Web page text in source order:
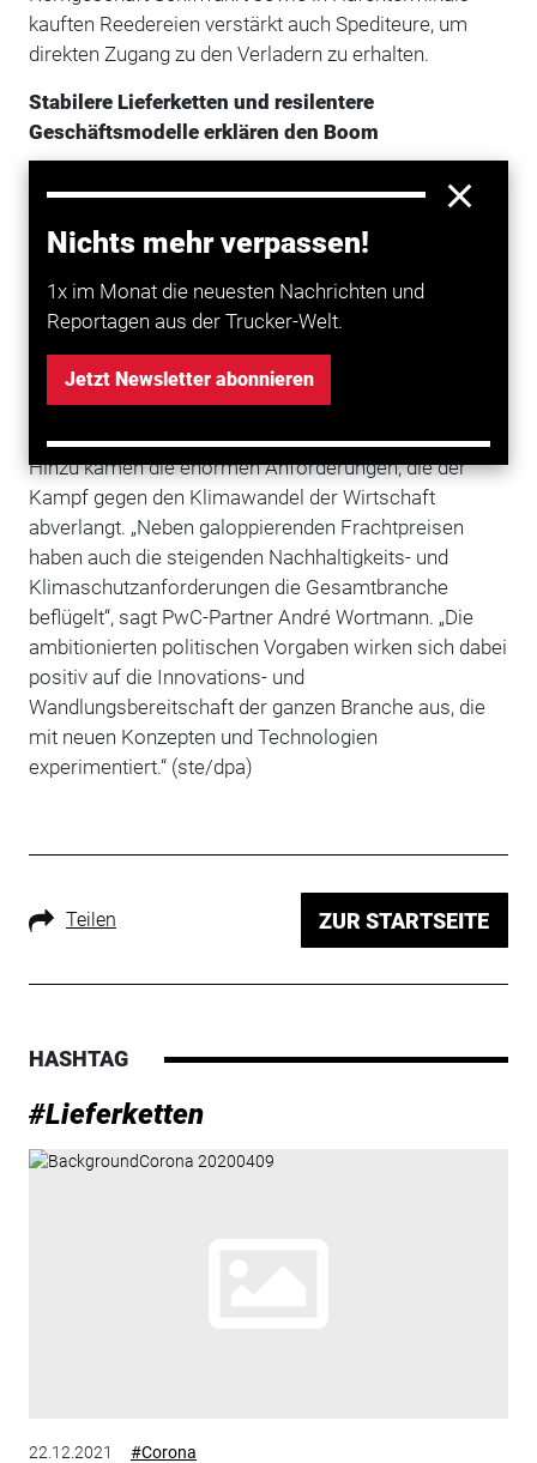
Nichts mehr verpassen!
1x im Monat die neuesten Nachrichten und
Reportagen aus der Trucker-Welt.
Jetzt Newsletter abonnieren
kauften Reedereien verstärkt auch Spediteure, um
direkten Zugang zu den Verladern zu erhalten.
Stabilere Lieferketten und resilentere
Geschäftsmodelle erklären den Boom
erklärt PwC mit zwei Gründen: „Zum
einen ist durch die Pandemie die Bedeutung von
Flughäfen stark gestiegen“, sagt PwC-Partner Ingo
Bauer. „Zum andern versuchen die Marktteilnehmer,
durch Übernahmen und Allianzen - auch außerhalb
ihres Kerngeschäfts - ihr Geschäftsmodell resilienter
Hinzu kämen die enormen Anforderungen, die der
Kampf gegen den Klimawandel der Wirtschaft
abverlangt. „Neben galoppierenden Frachtpreisen
haben auch die steigenden Nachhaltigkeits- und
Klimaschutzanforderungen die Gesamtbranche
beflügelt“, sagt PwC-Partner André Wortmann. „Die
ambitionierten politischen Vorgaben wirken sich dabei
positiv auf die Innovations- und
Wandlungsbereitschaft der ganzen Branche aus, die
mit neuen Konzepten und Technologien
experimentiert.“ (ste/dpa)
Teilen ZUR STARTSEITE
HASHTAG
#Lieferketten
22.12.2021 #Corona